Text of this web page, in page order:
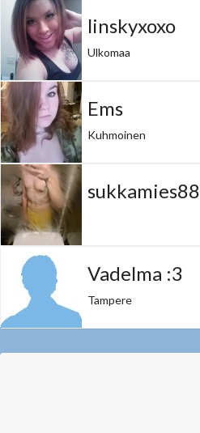
linskyxoxo
Ulkomaa
Ems
Kuhmoinen
sukkamies88
Vadelma :3
Tampere